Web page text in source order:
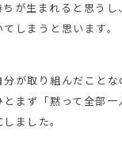
が生まれると思うし
しまうと思います。
が取り組んだことな
まず「黙って全部一
ました。